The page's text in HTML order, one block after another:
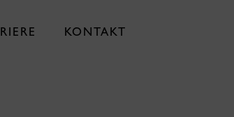
KONTAKT